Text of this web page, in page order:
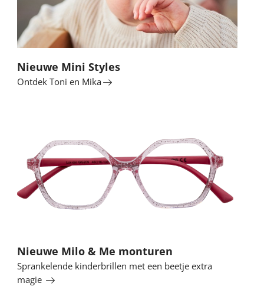
Nieuwe Mini Styles
Ontdek Toni en Mika
Nieuwe Milo & Me monturen
Sprankelende kinderbrillen met een beetje extra
magie